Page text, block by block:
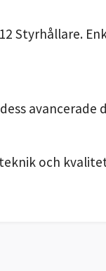
Styrhållare.
avancerade
och